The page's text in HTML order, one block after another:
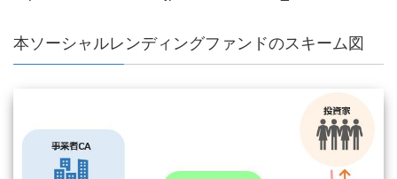
本ソーシャルレンディングファンドのスキーム図